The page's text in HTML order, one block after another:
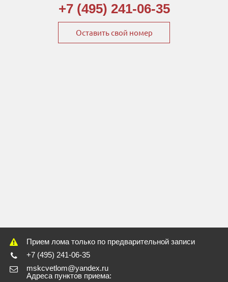
+7 (495) 241-06-35
Оставить свой номер
Прием лома только по предварительной записи
+7 (495) 241-06-35
mskcvetlom@yandex.ru
Адреса пунктов приема: